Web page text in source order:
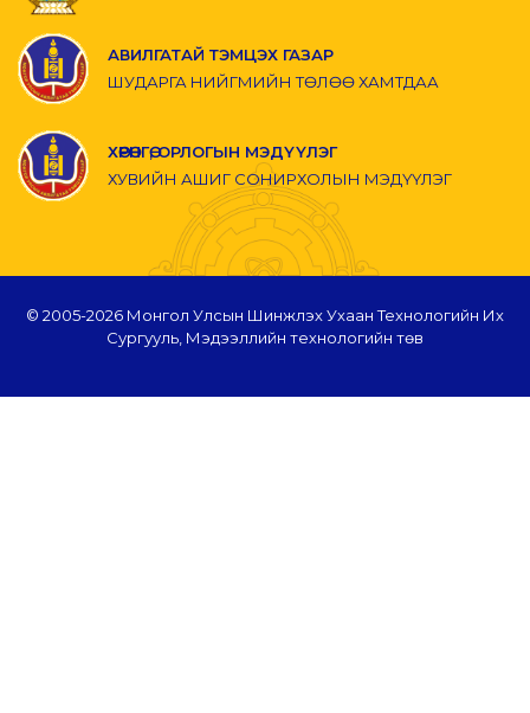
АВИЛГАТАЙ ТЭМЦЭХ ГАЗАР
ШУДАРГА НИЙГМИЙН ТӨЛӨӨ ХАМТДАА
ХӨРӨНГӨ, ОРЛОГЫН МЭДҮҮЛЭГ
ХУВИЙН АШИГ СОНИРХОЛЫН МЭДҮҮЛЭГ
© 2005-2026 Монгол Улсын Шинжлэх Ухаан Технологийн Их
Сургууль, Мэдээллийн технологийн төв